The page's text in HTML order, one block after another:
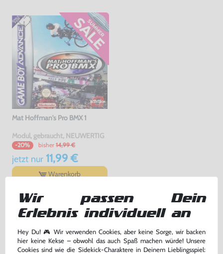
Mat Hoffman's Pro BMX 1
Modul, gebraucht, NEUWERTIG
-20% bisher 14,99 €
jetzt nur11,99 €
Warenkorb
TOPSELLER
Wir passen Dein
Erlebnis individuell an
Hey Du! 🎮 Wir verwenden Cookies, aber keine Sorge, wir backen
hier keine Kekse – obwohl das auch Spaß machen würde! Unsere
Cookies sind wie die Sidekick-Charaktere in Deinem Lieblingsspiel: